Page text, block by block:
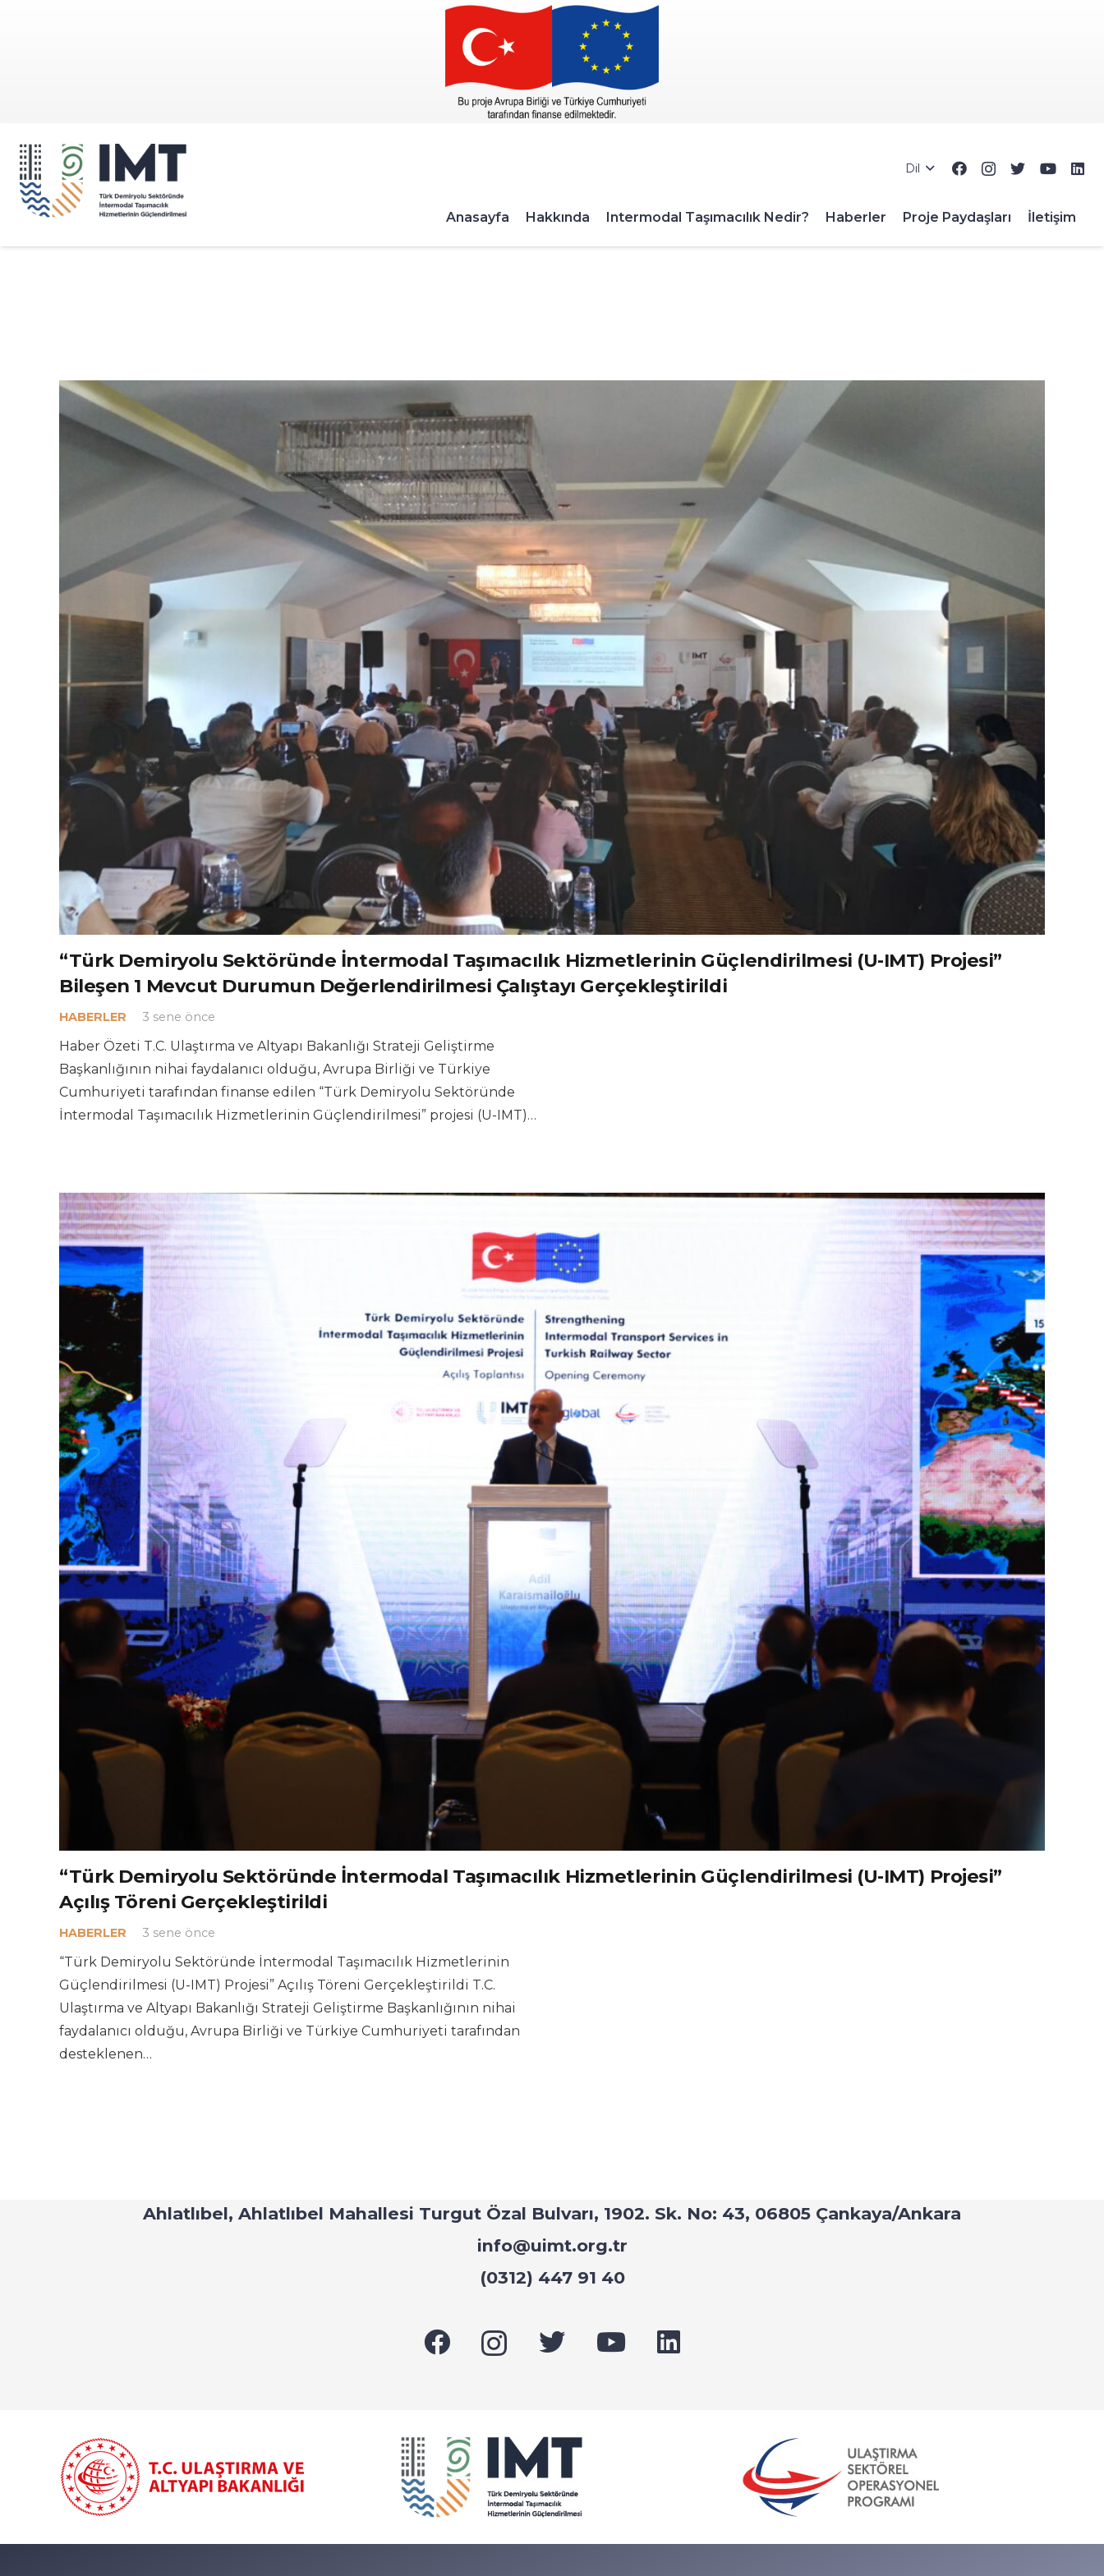
Dil
Anasayfa Hakkında Intermodal Taşımacılık Nedir? Haberler Proje Paydaşları İletişim
“Türk Demiryolu Sektöründe İntermodal Taşımacılık Hizmetlerinin Güçlendirilmesi (U-IMT) Projesi”
Bileşen 1 Mevcut Durumun Değerlendirilmesi Çalıştayı Gerçekleştirildi
HABERLER 3 sene önce
Haber Özeti T.C. Ulaştırma ve Altyapı Bakanlığı Strateji Geliştirme
Başkanlığının nihai faydalanıcı olduğu, Avrupa Birliği ve Türkiye
Cumhuriyeti tarafından finanse edilen “Türk Demiryolu Sektöründe
İntermodal Taşımacılık Hizmetlerinin Güçlendirilmesi” projesi (U-IMT)…
“Türk Demiryolu Sektöründe İntermodal Taşımacılık Hizmetlerinin Güçlendirilmesi (U-IMT) Projesi”
Açılış Töreni Gerçekleştirildi
HABERLER 3 sene önce
“Türk Demiryolu Sektöründe İntermodal Taşımacılık Hizmetlerinin
Güçlendirilmesi (U-IMT) Projesi” Açılış Töreni Gerçekleştirildi T.C.
Ulaştırma ve Altyapı Bakanlığı Strateji Geliştirme Başkanlığının nihai
faydalanıcı olduğu, Avrupa Birliği ve Türkiye Cumhuriyeti tarafından
desteklenen…
Ahlatlıbel, Ahlatlıbel Mahallesi Turgut Özal Bulvarı, 1902. Sk. No: 43, 06805 Çankaya/Ankara
info@uimt.org.tr
(0312) 447 91 40